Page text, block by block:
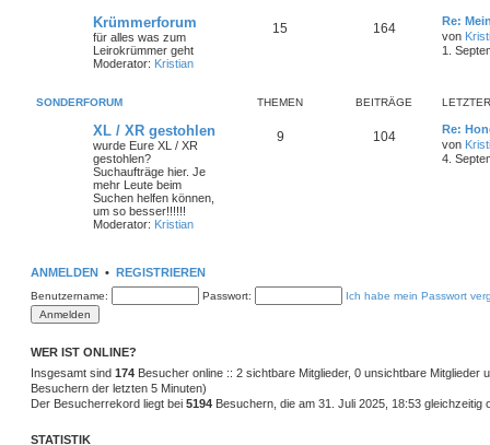
Krümmerforum
für alles was zum
Leirokrümmer geht
Moderator: Kristian
15 164
Re:
von
1.
SONDERFORUM THEMEN BEITRÄGE
XL / XR gestohlen
wurde Eure XL / XR
gestohlen?
Suchaufträge hier. Je
mehr Leute beim
Suchen helfen können,
um so besser!!!!!!
Moderator: Kristian
9 104
Re:
von
4.
ANMELDEN • REGISTRIEREN
Benutzername: Passwort: Ich habe mein Passwort
WER IST ONLINE?
Insgesamt sind 174 Besucher online :: 2 sichtbare Mitglieder, 0 unsichtbare Mitglieder
Besuchern der letzten 5 Minuten)
Der Besucherrekord liegt bei 5194 Besuchern, die am 31. Juli 2025, 18:53 gleichzeitig
STATISTIK